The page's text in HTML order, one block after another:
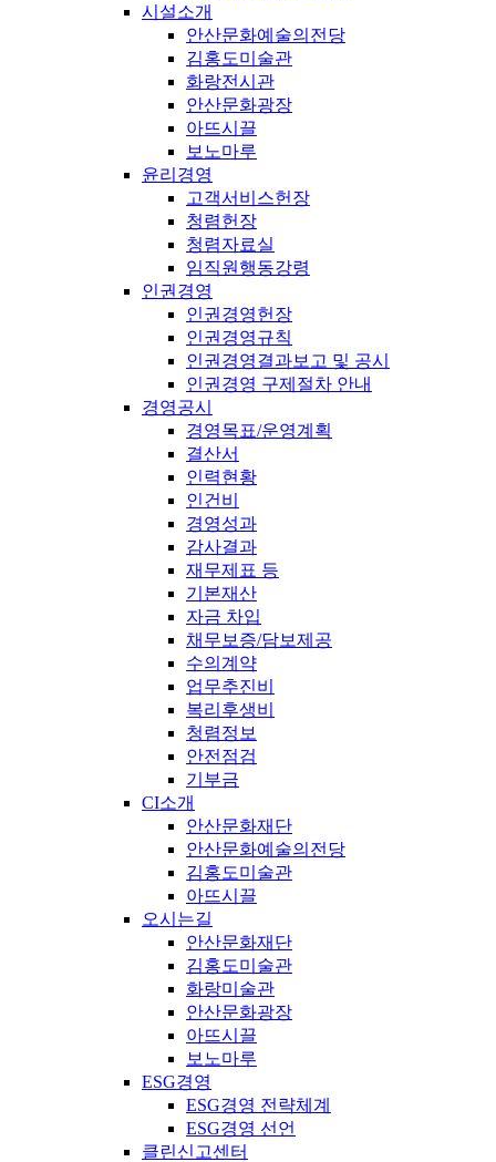
시설소개
안산문화예술의전당
김홍도미술관
화랑전시관
안산문화광장
아뜨시끌
보노마루
윤리경영
고객서비스헌장
청렴헌장
청렴자료실
임직원행동강령
인권경영
인권경영헌장
인권경영규칙
인권경영결과보고 및 공시
인권경영 구제절차 안내
경영공시
경영목표/운영계획
결산서
인력현황
인건비
경영성과
감사결과
재무제표 등
기본재산
자금 차입
채무보증/담보제공
수의계약
업무추진비
복리후생비
청렴정보
안전점검
기부금
CI소개
안산문화재단
안산문화예술의전당
김홍도미술관
아뜨시끌
오시는길
안산문화재단
김홍도미술관
화랑미술관
안산문화광장
아뜨시끌
보노마루
ESG경영
ESG경영 전략체계
ESG경영 선언
클린신고센터